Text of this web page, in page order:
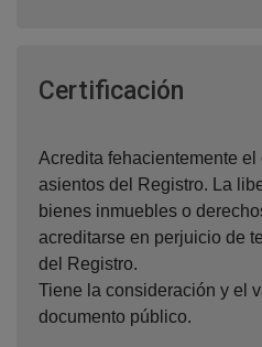
Certificación
Acredita fehacientemente
asientos del Registro. La
bienes inmuebles o
acreditarse en perjuicio de
del Registro.
Tiene la consideración y el
documento público.